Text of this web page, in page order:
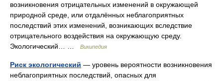
возникновения отрицательных изменений в окружающей
природной среде, или отдалённых неблагоприятных
последствий этих изменений, возникающих вследствие
отрицательного воздействия на окружающую среду.
Экологический… …
Википедия
Риск экологический — уровень вероятности возникновения
неблагоприятных последствий, опасных для